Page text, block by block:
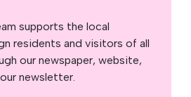
supports the local
residents and visitors of all
our newspaper, website,
newsletter.